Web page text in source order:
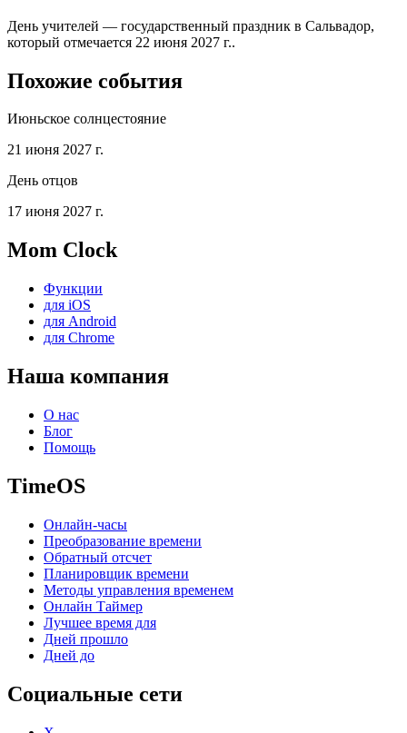
День учителей — государственный праздник в Сальвадор,
который отмечается 22 июня 2027 г..
Похожие события
Июньское солнцестояние
21 июня 2027 г.
День отцов
17 июня 2027 г.
Mom Clock
Функции
для iOS
для Android
для Chrome
Наша компания
О нас
Блог
Помощь
TimeOS
Онлайн-часы
Преобразование времени
Обратный отсчет
Планировщик времени
Методы управления временем
Онлайн Таймер
Лучшее время для
Дней прошло
Дней до
Социальные сети